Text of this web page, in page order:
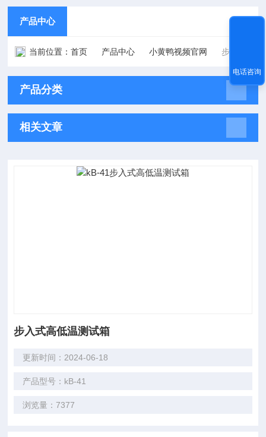
产品中心
当前位置：首页 产品中心 小黄鸭视频官网 步入式高低温测试箱
产品分类
相关文章
步入式高低温测试箱
更新时间：2024-06-18
产品型号：kB-41
浏览量：7377
电话咨询